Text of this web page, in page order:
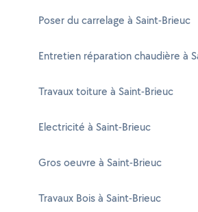
Poser du carrelage à Saint-Brieuc
Entretien réparation chaudière à
Travaux toiture à Saint-Brieuc
Electricité à Saint-Brieuc
Gros oeuvre à Saint-Brieuc
Travaux Bois à Saint-Brieuc